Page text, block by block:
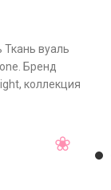
Ткань вуаль
Бренд
коллекция